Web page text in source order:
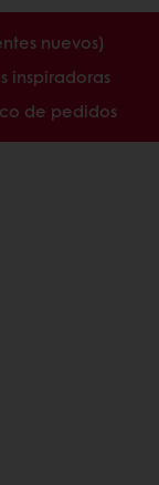
nuevos)
inspiradoras
de pedidos